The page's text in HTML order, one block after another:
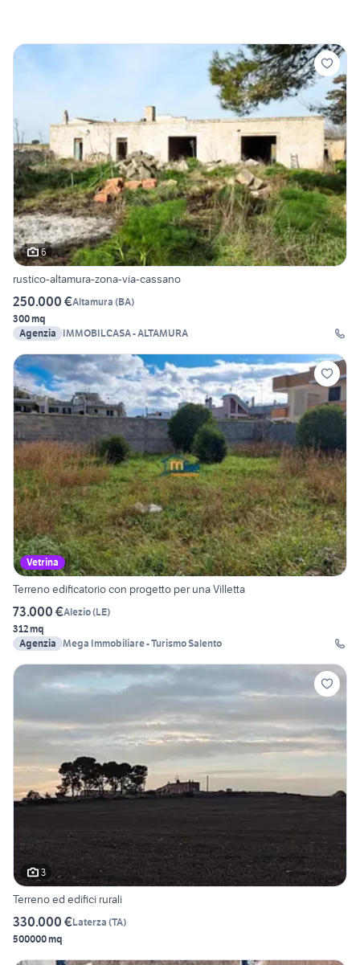
6
rustico-altamura-zona-via-cassano
250.000 €Altamura (BA)
300 mq
Agenzia
IMMOBILCASA - ALTAMURA
Vetrina
Terreno edificatorio con progetto per una Villetta
73.000 €Alezio(LE)
312 mq
Agenzia Mega Immobiliare - Turismo Salento
3
Terreno ed edifici rurali
330.000 €Laterza (TA)
500000 mq